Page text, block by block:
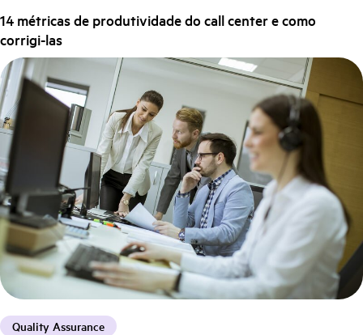
14 métricas de produtividade do call center e como
corrigi-las
Quality Assurance